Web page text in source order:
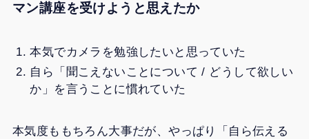
マン講座を受けようと思えたか
本気でカメラを勉強したいと思っていた
自ら「聞こえないことについて / どうして欲しい
か」を言うことに慣れていた
本気度ももちろん大事だが、やっぱり「自ら伝える